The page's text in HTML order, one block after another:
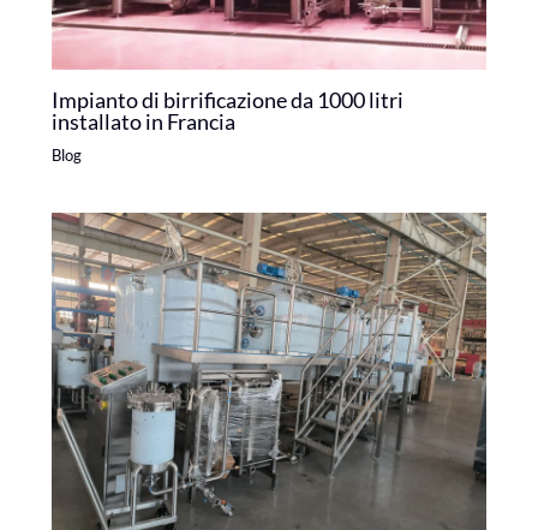
Impianto di birrificazione da 1000 litri
installato in Francia
Blog